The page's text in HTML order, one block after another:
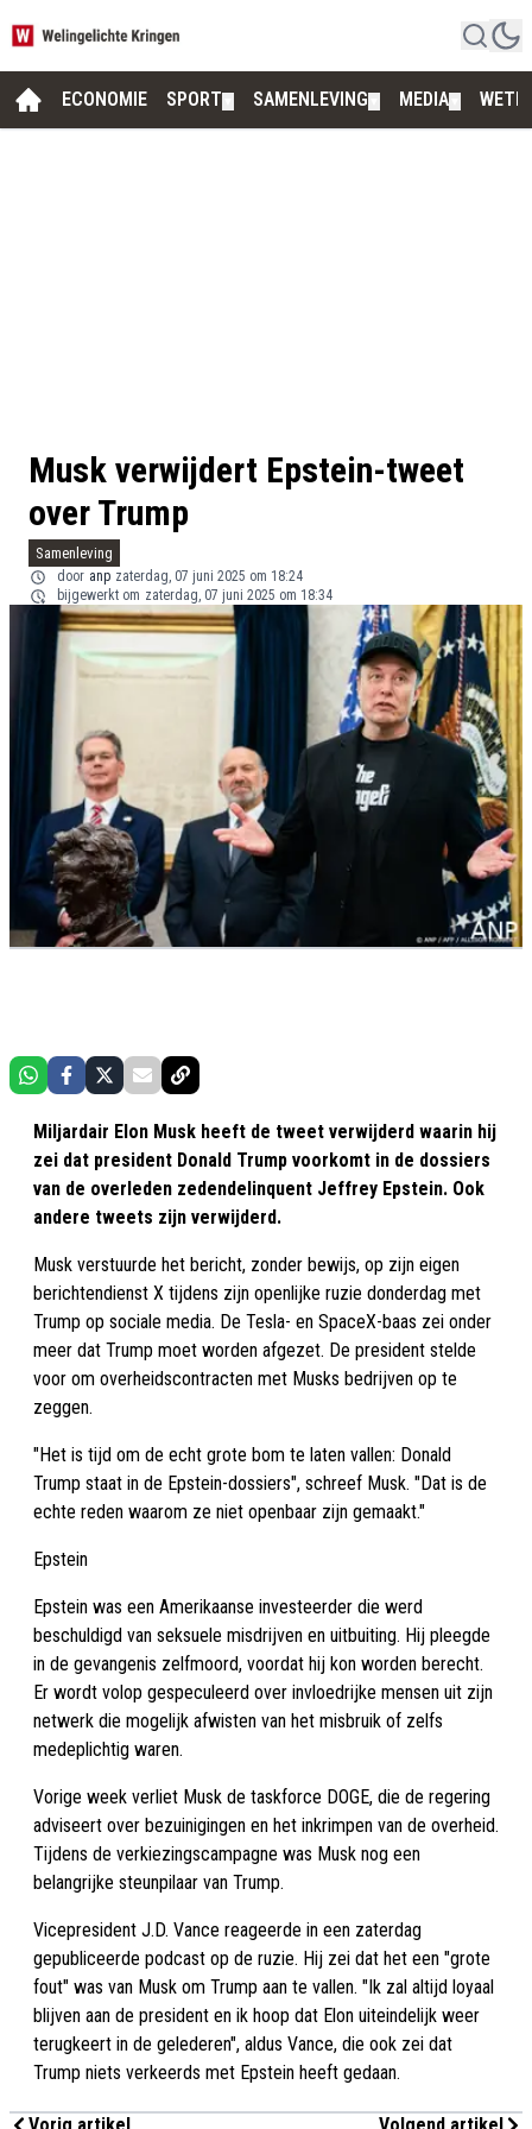
ECONOMIE SPORT SAMENLEVING MEDIA
Musk verwijdert Epstein-tweet
over Trump
Samenleving
door anp zaterdag, 07 juni 2025 om 18:24
bijgewerkt om zaterdag, 07 juni 2025 om 18:34
Miljardair Elon Musk heeft de tweet verwijderd waarin hij
zei dat president Donald Trump voorkomt in de dossiers
van de overleden zedendelinquent Jeffrey Epstein. Ook
andere tweets zijn verwijderd.
Musk verstuurde het bericht, zonder bewijs, op zijn eigen
berichtendienst X tijdens zijn openlijke ruzie donderdag met
Trump op sociale media. De Tesla- en SpaceX-baas zei onder
meer dat Trump moet worden afgezet. De president stelde
voor om overheidscontracten met Musks bedrijven op te
zeggen.
"Het is tijd om de echt grote bom te laten vallen: Donald
Trump staat in de Epstein-dossiers", schreef Musk. "Dat is de
echte reden waarom ze niet openbaar zijn gemaakt."
Epstein
Epstein was een Amerikaanse investeerder die werd
beschuldigd van seksuele misdrijven en uitbuiting. Hij pleegde
in de gevangenis zelfmoord, voordat hij kon worden berecht.
Er wordt volop gespeculeerd over invloedrijke mensen uit zijn
netwerk die mogelijk afwisten van het misbruik of zelfs
medeplichtig waren.
Vorige week verliet Musk de taskforce DOGE, die de regering
adviseert over bezuinigingen en het inkrimpen van de overheid.
Tijdens de verkiezingscampagne was Musk nog een
belangrijke steunpilaar van Trump.
Vicepresident J.D. Vance reageerde in een zaterdag
gepubliceerde podcast op de ruzie. Hij zei dat het een "grote
fout" was van Musk om Trump aan te vallen. "Ik zal altijd loyaal
blijven aan de president en ik hoop dat Elon uiteindelijk weer
terugkeert in de gelederen", aldus Vance, die ook zei dat
Trump niets verkeerds met Epstein heeft gedaan.